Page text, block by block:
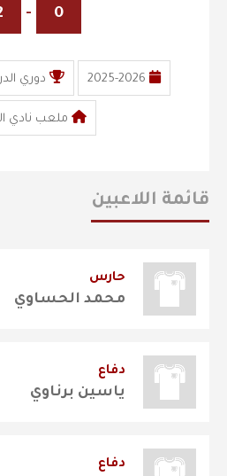
0
-
2025-2026 دوري
ملعب نادي
قائمة اللاعبين
حارس
محمد الحساوي
دفاع
ياسين برناوي
دفاع